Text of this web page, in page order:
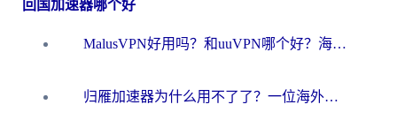
回国加速器哪个好
MalusVPN好用吗？和uuVPN哪个好？海外党无缝访问国内资源的真实对比与选择指南
归雁加速器为什么用不了了？一位海外游子的真实困惑与技术解答